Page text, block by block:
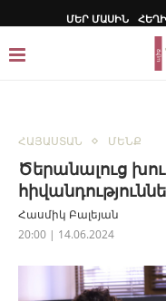
ՄԵՐ ՄԱՍԻՆ
ՀԱՅԱՍՏԱՆ ՄԵՆՔ
Ծերանալուց
Հասմիկ Բալեյան
20:00 | 14.06.2024